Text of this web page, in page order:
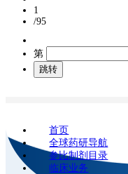
1
/95
第
跳转
首页
全球药研导航
参比制剂目录
临床业务